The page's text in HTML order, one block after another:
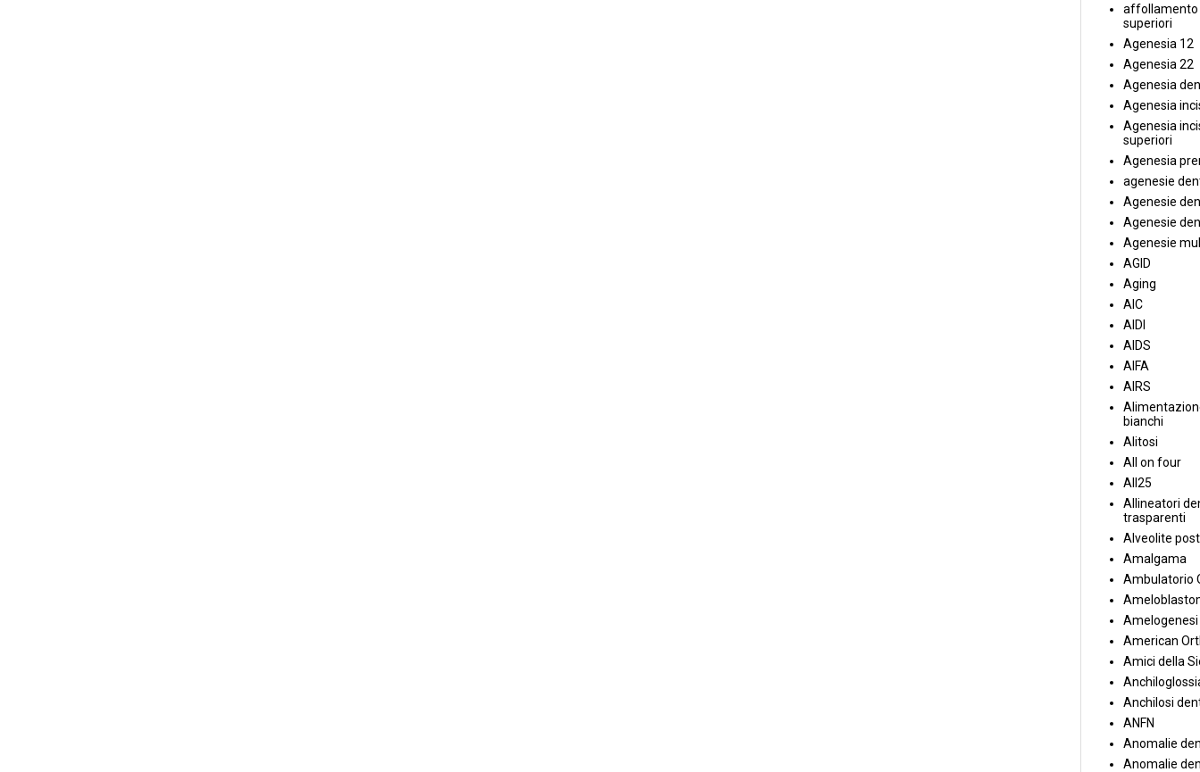
affollamento
superiori
Agenesia 12
Agenesia 22
Agenesia
Agenesia
Agenesia
superiori
Agenesia
agenesie
Agenesie
Agenesie
Agenesie
AGID
Aging
AIC
AIDI
AIDS
AIFA
AIRS
bianchi
Alitosi
All on four
All25
Allineatori
trasparenti
Alveolite
Amalgama
Ambulatorio
American
Amici della
Anchilosi
ANFN
Anomalie
Anomalie